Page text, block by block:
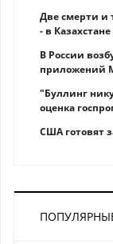
Две смерти и
- в
В России
приложений
"Буллинг
оценка
США готовят